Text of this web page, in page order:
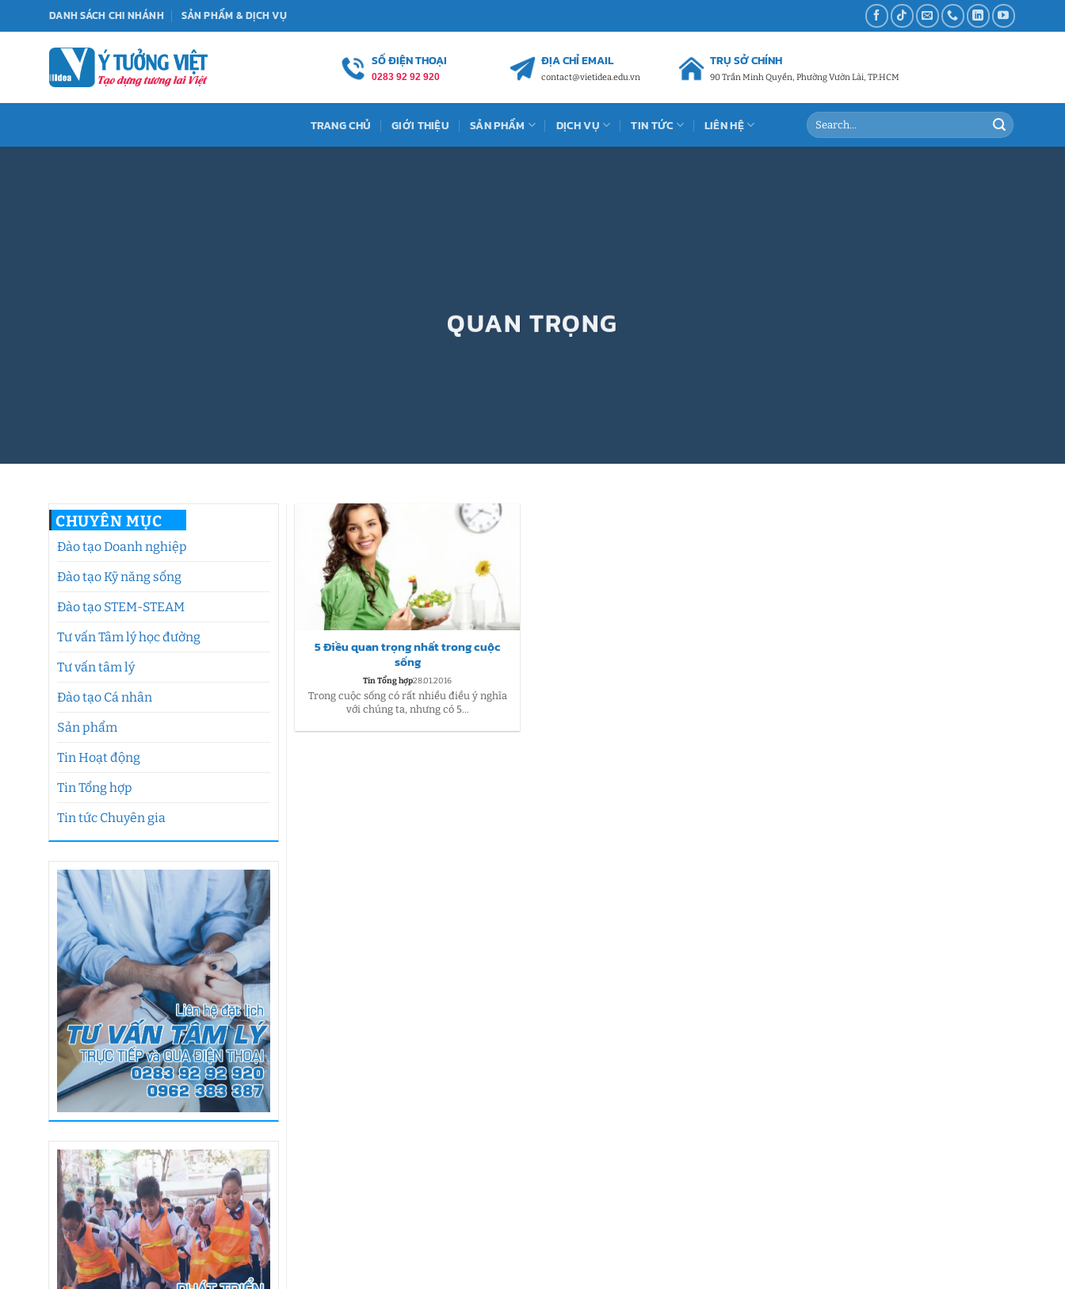
qua
DANH SÁCH CHI NHÁNH SẢN PHẨM & DỊCH VỤ
SỐ ĐIỆN THOẠI
0283 92 92 920
ĐỊA CHỈ EMAIL
contact@vietidea.edu.vn
TRỤ SỞ CHÍNH
90 Trần Minh Quyền, Phường Vườn Lài, TP.HCM
TRANG CHỦ GIỚI THIỆU SẢN PHẨM DỊCH VỤ TIN TỨC LIÊN HỆ
QUAN TRỌNG
CHUYÊN MỤC
Đào tạo Doanh nghiệp
Đào tạo Kỹ năng sống
Đào tạo STEM-STEAM
Tư vấn Tâm lý học đường
Tư vấn tâm lý
Đào tạo Cá nhân
Sản phẩm
Tin Hoạt động
Tin Tổng hợp
Tin tức Chuyên gia
5 Điều quan trọng nhất trong cuộc
sống
Tin Tổng hợp28.01.2016
Trong cuộc sống có rất nhiều điều ý nghĩa
với chúng ta, nhưng có 5...